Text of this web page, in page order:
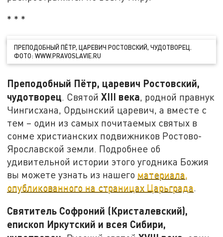
* * *
ПРЕПОДОБНЫЙ ПЁТР, ЦАРЕВИЧ РОСТОВСКИЙ, ЧУДОТВОРЕЦ.
ФОТО: WWW.PRAVOSLAVIE.RU
Преподобный Пётр, царевич Ростовский,
чудотворец. СвятойXIII века, родной правнук
Чингисхана, Ордынский царевич, а вместе с
тем – один из самых почитаемых святых в
сонме христианских подвижников Ростово-
Ярославской земли. Подробнее об
удивительной истории этого угодника Божия
вы можете узнать из нашего материала,
опубликованного на страницах Царьграда.
Святитель Софроний (Кристалевский),
епископ Иркутский и всея Сибири,